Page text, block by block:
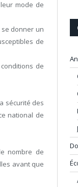
mode de
donner un
de
de
sécurité des
national de
nombre de
avant que